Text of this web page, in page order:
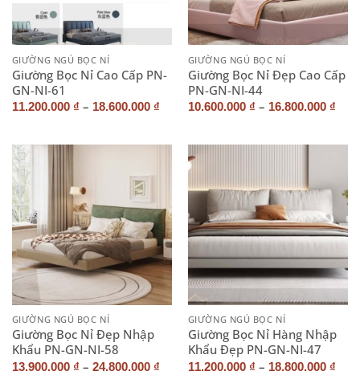
GIƯỜNG NGỦ BỌC NỈ
Giường Bọc Nỉ Cao Cấp PN-
GN-NI-61
11.200.000 ₫ – 18.600.000 ₫
GIƯỜNG NGỦ BỌC NỈ
Giường Bọc Nỉ Đẹp Cao Cấp
PN-GN-NI-44
10.600.000 ₫ – 16.800.000 ₫
GIƯỜNG NGỦ BỌC NỈ
Giường Bọc Nỉ Đẹp Nhập
Khẩu PN-GN-NI-58
13.900.000 ₫ – 24.800.000 ₫
GIƯỜNG NGỦ BỌC NỈ
Giường Bọc Nỉ Hàng Nhập
Khẩu Đẹp PN-GN-NI-47
11.200.000 ₫ – 18.800.000 ₫